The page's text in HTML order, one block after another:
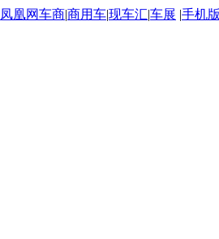
凤凰网车商|商用车|现车汇|车展 |手机版